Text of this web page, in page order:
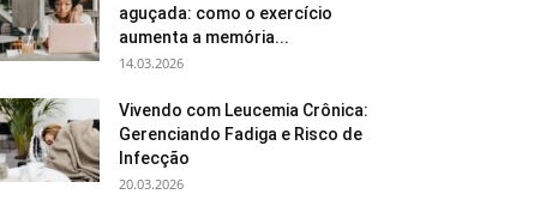
aguçada: como o exercício
aumenta a memória...
14.03.2026
Vivendo com Leucemia Crônica:
Gerenciando Fadiga e Risco de
Infecção
20.03.2026